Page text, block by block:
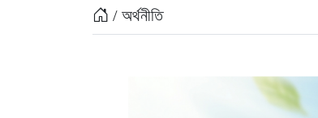
/ অর্থনীতি